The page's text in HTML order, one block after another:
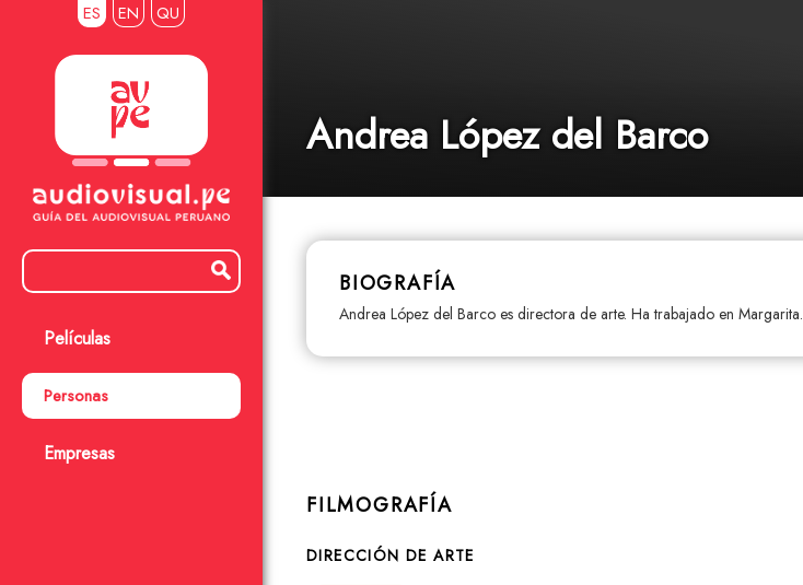
ES EN QU
Películas
Personas
Empresas
Andrea López del Barco
BIOGRAFÍA
Andrea López del Barco es directora de arte. Ha trabajado en Margarita.
FILMOGRAFÍA
DIRECCIÓN DE ARTE